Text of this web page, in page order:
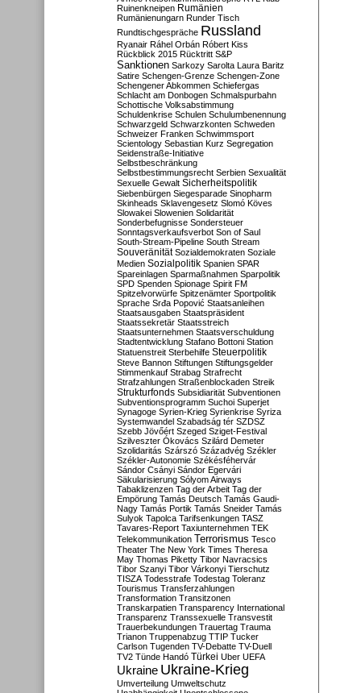
Ruinenkneipen Rumänien
Rumänienungarn Runder Tisch
Rundtischgespräche Russland
Ryanair Ráhel Orbán Róbert Kiss
Rückblick 2015 Rücktritt S&P
Sanktionen Sarkozy Sarolta Laura Baritz
Satire Schengen-Grenze Schengen-Zone
Schengener Abkommen Schiefergas
Schlacht am Donbogen Schmalspurbahn
Schottische Volksabstimmung
Schuldenkrise Schulen Schulumbenennung
Schwarzgeld Schwarzkonten Schweden
Schweizer Franken Schwimmsport
Scientology Sebastian Kurz Segregation
Seidenstraße-Initiative
Selbstbeschränkung
Selbstbestimmungsrecht Serbien Sexualität
Sexuelle Gewalt Sicherheitspolitik
Siebenbürgen Siegesparade Sinopharm
Skinheads Sklavengesetz Slomó Köves
Slowakei Slowenien Solidarität
Sonderbefugnisse Sondersteuer
Sonntagsverkaufsverbot Son of Saul
South-Stream-Pipeline South Stream
Souveränität Sozialdemokraten Soziale
Medien Sozialpolitik Spanien SPAR
Spareinlagen Sparmaßnahmen Sparpolitik
SPD Spenden Spionage Spirit FM
Spitzelvorwürfe Spitzenämter Sportpolitik
Sprache Srđa Popović Staatsanleihen
Staatsausgaben Staatspräsident
Staatssekretär Staatsstreich
Staatsunternehmen Staatsverschuldung
Stadtentwicklung Stafano Bottoni Station
Statuenstreit Sterbehilfe Steuerpolitik
Steve Bannon Stiftungen Stiftungsgelder
Stimmenkauf Strabag Strafrecht
Strafzahlungen Straßenblockaden Streik
Strukturfonds Subsidiarität Subventionen
Subventionsprogramm Suchoi Superjet
Synagoge Syrien-Krieg Syrienkrise Syriza
Systemwandel Szabadság tér SZDSZ
Szebb Jövőért Szeged Sziget-Festival
Szilveszter Ókovács Szilárd Demeter
Szolidaritás Szárszó Századvég Székler
Székler-Autonomie Székésféhervár
Sándor Csányi Sándor Egervári
Säkularisierung Sólyom Airways
Tabaklizenzen Tag der Arbeit Tag der
Empörung Tamás Deutsch Tamás Gaudi-
Nagy Tamás Portik Tamás Sneider Tamás
Sulyok Tapolca Tarifsenkungen TASZ
Tavares-Report Taxiunternehmen TEK
Telekommunikation Terrorismus Tesco
Theater The New York Times Theresa
May Thomas Piketty Tibor Navracsics
Tibor Szanyi Tibor Várkonyi Tierschutz
TISZA Todesstrafe Todestag Toleranz
Tourismus Transferzahlungen
Transformation Transitzonen
Transkarpatien Transparency International
Transparenz Transsexuelle Transvestit
Trauerbekundungen Trauertag Trauma
Trianon Truppenabzug TTIP Tucker
Carlson Tugenden TV-Debatte TV-Duell
TV2 Tünde Handó Türkei Uber UEFA
Ukraine Ukraine-Krieg
Umverteilung Umweltschutz